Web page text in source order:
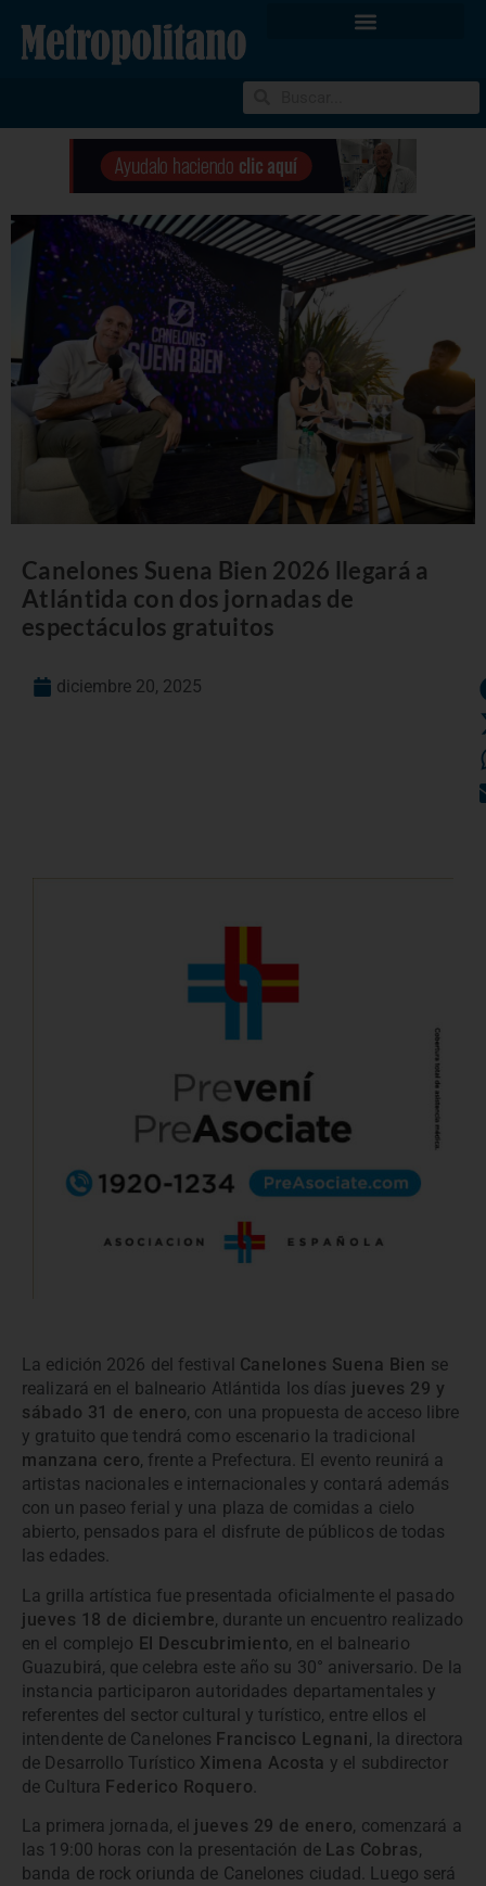
Canelones Suena Bien 2026 llegará a
Atlántida con dos jornadas de
espectáculos gratuitos
diciembre 20, 2025
La edición 2026 del festival Canelones Suena Bien se
realizará en el balneario Atlántida los días jueves 29 y
sábado 31 de enero, con una propuesta de acceso libre
y gratuito que tendrá como escenario la tradicional
manzana cero, frente a Prefectura. El evento reunirá a
artistas nacionales e internacionales y contará además
con un paseo ferial y una plaza de comidas a cielo
abierto, pensados para el disfrute de públicos de todas
las edades.
La grilla artística fue presentada oficialmente el pasado
jueves 18 de diciembre, durante un encuentro realizado
en el complejo El Descubrimiento, en el balneario
Guazubirá, que celebra este año su 30° aniversario. De la
instancia participaron autoridades departamentales y
referentes del sector cultural y turístico, entre ellos el
intendente de Canelones Francisco Legnani, la directora
de Desarrollo Turístico Ximena Acosta y el subdirector
de Cultura Federico Roquero
La primera jornada, el jueves 29 de enero, comenzará a
las 19:00 horas con la presentación de Las Cobras,
banda de rock oriunda de Canelones ciudad. Luego será